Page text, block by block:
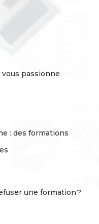
passionne
: des formations
une formation ?